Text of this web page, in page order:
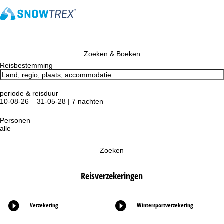
Zoeken & Boeken
Reisbestemming
periode & reisduur
10-08-26 – 31-05-28 | 7 nachten
Personen
alle
Zoeken
Reisverzekeringen
Verzekering Wintersportverzekering